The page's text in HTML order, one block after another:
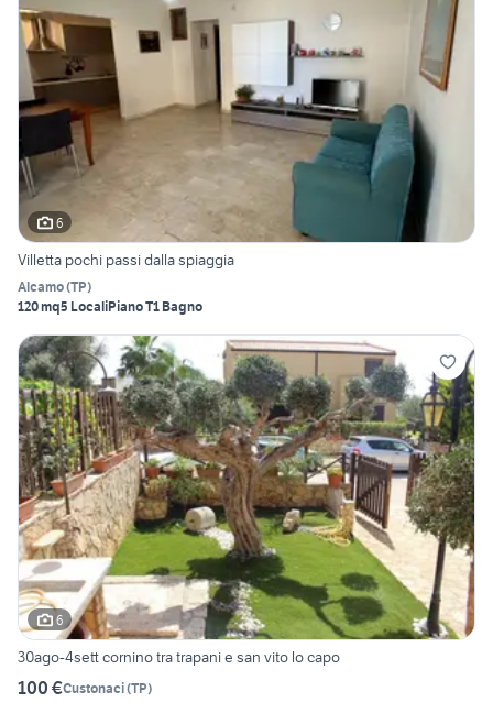
6
Villetta pochi passi dalla spiaggia
Alcamo(TP)
120 mq5 LocaliPiano T1 Bagno
6
30ago-4sett cornino tra trapani e san vito lo capo
100 €Custonaci(TP)